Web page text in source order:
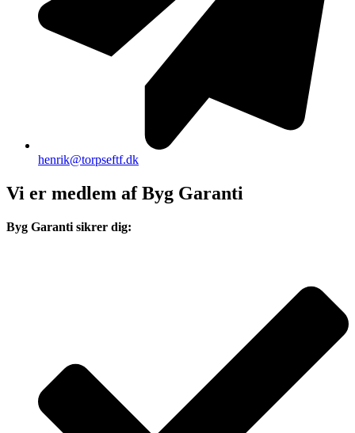
henrik@torpseftf.dk
Vi er medlem af Byg Garanti
Byg Garanti sikrer dig: